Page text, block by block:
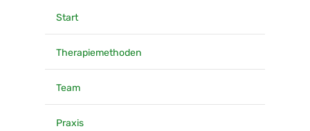
Start
Therapiemethoden
Team
Praxis